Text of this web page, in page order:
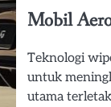
Mobil
Teknologi
untuk
utama